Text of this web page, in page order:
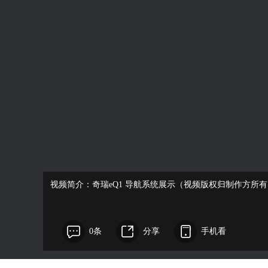
视频简介：奇瑞eQ1 导航系统展示（视频版权归制作方所
0条 分享 手机看